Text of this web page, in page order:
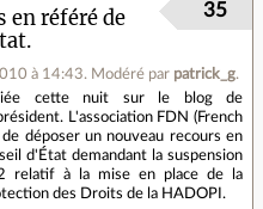
en référé de
à 14:43. Modéré par patrick_g.
35
cette nuit sur le blog de
L'association FDN (French
déposer un nouveau recours en
d'État demandant la suspension
relatif à la mise en place de la
des Droits de la HADOPI.